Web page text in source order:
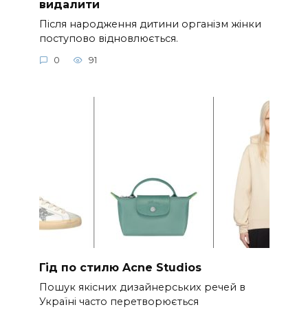
видалити
Після народження дитини організм жінки
поступово відновлюється.
0 91
Гід по стилю Acne Studios
Пошук якісних дизайнерських речей в
Україні часто перетворюється